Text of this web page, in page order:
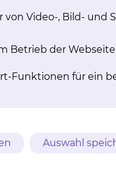
wir die
die Spende.
ermöglichen es
Video-, Bild- und
Betrieb der
Funktionen für ein
Auswahl